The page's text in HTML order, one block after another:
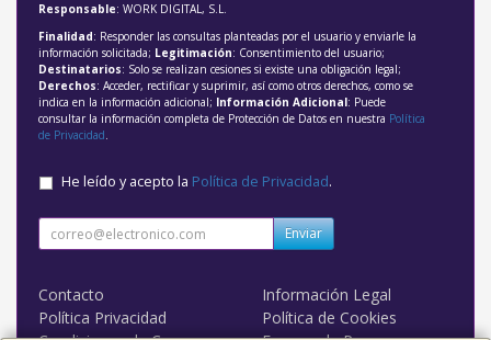
Responsable: WORK DIGITAL, S.L.
Finalidad: Responder las consultas planteadas por el usuario y enviarle la
información solicitada; Legitimación: Consentimiento del usuario;
Destinatarios: Solo se realizan cesiones si existe una obligación legal;
Derechos: Acceder, rectificar y suprimir, así como otros derechos, como se
indica en la información adicional; Información Adicional: Puede
consultar la información completa de Protección de Datos en nuestra Política
de Privacidad.
He leído y acepto la Política de Privacidad.
Enviar
Contacto
Información Legal
Política Privacidad
Política de Cookies